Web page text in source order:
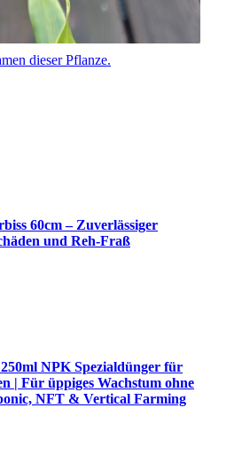
dieser Pflanze.
60cm – Zuverlässiger
und Reh-Fraß
NPK Spezialdünger für
| Für üppiges Wachstum ohne
NFT & Vertical Farming